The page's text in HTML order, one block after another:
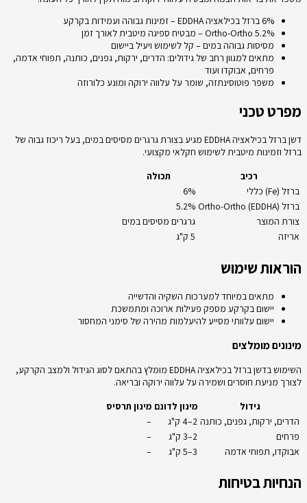
6% ברזל בכילאציה EDDHA – זמינות גבוהה ועמידות בקרקע
5.2% Ortho-Ortho – מבטיח ספיגה מיטבית לאורך זמן
מסיסות גבוהה במים – קל לשימוש ויעיל ביישום
מתאים למגוון רחב של גידולים: הדרים, ירקות, גפנים, כותנה, תפוחי אדמה,
פרחים, אבוקדו ועוד
משפר פוטוסינתזה, שומר על עלווה ירוקה ומונע כלורוזה
מפרט טכני
דשן ברזל בכילאציה EDDHA מגיע בצורת גרגרים מסיסים במים, בעל ריכוז גבוה של
ברזל וזמינות מיטבית לשימוש חקלאי מקצועי.
רכיב
תכולה
ברזל (Fe) כללי
6%
ברזל Ortho-Ortho (EDDHA)
5.2%
צורת המוצר
גרגרים מסיסים במים
אריזה
5 ק"ג
הוראות שימוש
מתאים במיוחד למערכות השקיה והדשייה
יישום בקרקע מספק פעילות ארוכה ומתמשכת
יישום עלוותי מסייע להיעלמות מהירה של סימני המחסור
מינונים מומלצים
השימוש בדשן ברזל בכילאציה EDDHA מומלץ בהתאם לסוג הגידול ולמצב הקרקע,
לצורך מניעת חוסרים ושמירה על עלווה ירוקה ובריאה.
גידול
מינון לדונם מינון תרסיס
הדרים, ירקות, גפנים, כותנה 2–4 ק"ג
–
פרחים
2–3 ק"ג
–
אבוקדו, תפוחי אדמה
3–5 ק"ג –
הנחיות בטיחות